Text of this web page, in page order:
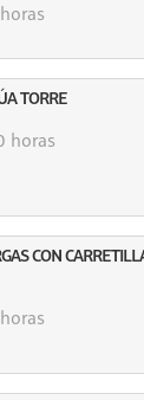
TORRE
horas
CON